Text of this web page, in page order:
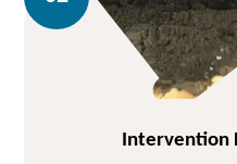
Intervention